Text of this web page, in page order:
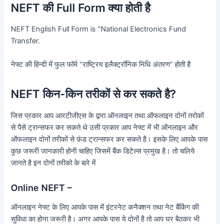
NEFT की Full Form क्या होती है
NEFT English Full Form is “National Electronics Fund
Transfer.
नेफ्ट की हिन्दी में फुल फॉर्म “राष्ट्रिय इलैक्ट्रॉनिक निधि अंतरण” होती है
NEFT किन-किन तरीकों से कर सकते है?
जिस प्रकार आप आरटीजीएस के द्वारा ऑनलाइन तथा ऑफलाइन दोनों तरोकों
से पैसे ट्रान्सफर कर सकते थे उसी प्रकार आप नेफ्ट में भी ऑनलाइन और
ऑफलाइन दोनों तरीकों से फ़ंड ट्रान्सफर कर सकते है। इसके लिए आपके पास
कुछ जरूरी जानकारी होनी चाहिए जिसमें बैंक डिटेल्स प्रमुख है। तो चलिये
जानते है इन दोनों तरीको के बारे में
Online NEFT –
ऑनलाइन नेफ्ट के लिए आपके पास में इंटरनेट कनैक्शन तथा नेट बैंकिंग की
सुविधा का होना जरूरी है। अगर आपके पास ये दोनों है तो आप घर बैठकर भी